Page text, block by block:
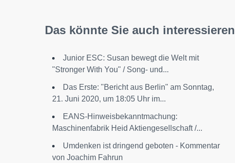
Das könnte Sie auch interessieren
Junior ESC: Susan bewegt die Welt mit
"Stronger With You" / Song- und...
Das Erste: "Bericht aus Berlin" am Sonntag,
21. Juni 2020, um 18:05 Uhr im...
EANS-Hinweisbekanntmachung:
Maschinenfabrik Heid Aktiengesellschaft /...
Umdenken ist dringend geboten - Kommentar
von Joachim Fahrun